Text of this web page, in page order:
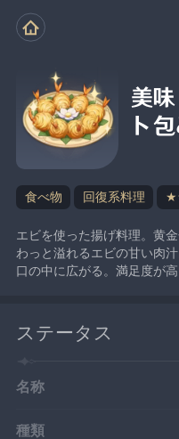
美
ト
食べ物 回復系料理
エビを使った揚げ料理。黄
わっと溢れるエビの甘い肉
口の中に広がる。満足度が高
ステータス
名称
種類